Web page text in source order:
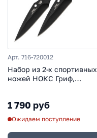
Арт. 716-720012
Набор из 2-х спортивных
ножей НОКС Гриф,
1 790 руб
Ожидаем поступление